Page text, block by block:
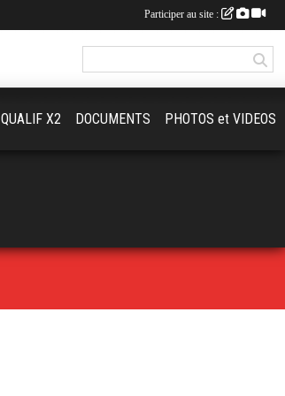
QUALIF X2 DOCUMENTS PHOTOS et VIDEOS
Participer au site :